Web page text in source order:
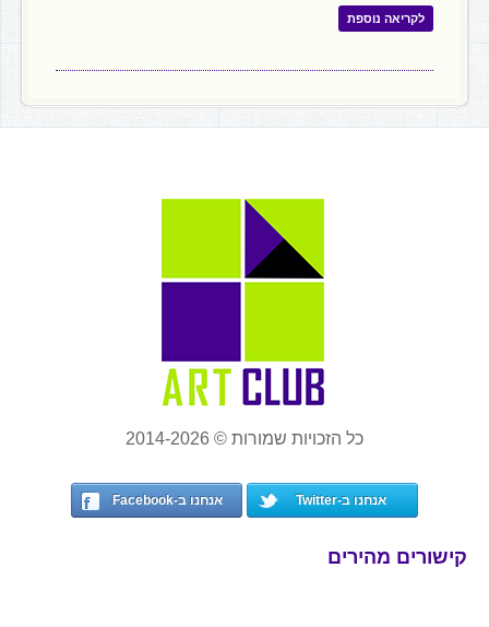
לקריאה נוספת
כל הזכויות שמורות © 2014-2026
אנחנו ב-Twitter אנחנו ב-Facebook
קישורים מהירים